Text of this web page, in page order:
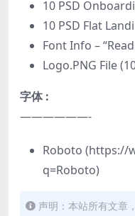
10 PSD
10 PSD Flat
Font Info –
Logo.PNG File
字体 :
——————-
Roboto (https://
q=Roboto)
声明：本站所有文章